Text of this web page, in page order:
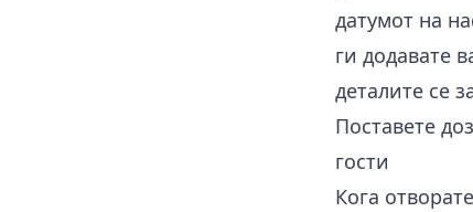
датумот на
ги додавате
деталите се
Поставете
гости
Кога